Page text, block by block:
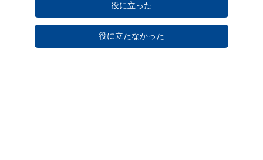
役に立った
役に立たなかった